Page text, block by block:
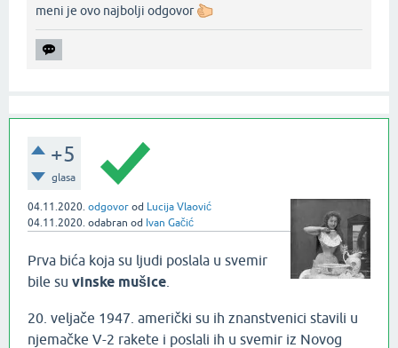
meni je ovo najbolji odgovor
+5
glasa
04.11.2020. odgovor od Lucija Vlaović
04.11.2020. odabran od Ivan Gačić
Prva bića koja su ljudi poslala u svemir
bile su vinske mušice
20. veljače 1947. američki su ih znanstvenici stavili u
njemačke V-2 rakete i poslali ih u svemir iz Novog